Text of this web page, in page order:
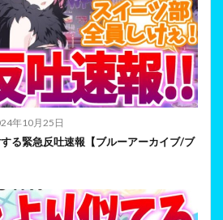
年10月25日
る緊急反吐速報【ブルーアーカイブ/ブ